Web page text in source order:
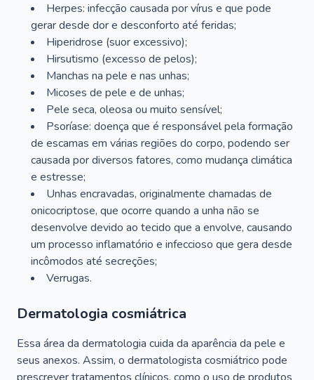
Herpes: infecção causada por vírus e que pode
gerar desde dor e desconforto até feridas;
Hiperidrose (suor excessivo);
Hirsutismo (excesso de pelos);
Manchas na pele e nas unhas;
Micoses de pele e de unhas;
Pele seca, oleosa ou muito sensível;
Psoríase: doença que é responsável pela formação
de escamas em várias regiões do corpo, podendo ser
causada por diversos fatores, como mudança climática
e estresse;
Unhas encravadas, originalmente chamadas de
onicocriptose, que ocorre quando a unha não se
desenvolve devido ao tecido que a envolve, causando
um processo inflamatório e infeccioso que gera desde
incômodos até secreções;
Verrugas.
Dermatologia cosmiátrica
Essa área da dermatologia cuida da aparência da pele e
seus anexos. Assim, o dermatologista cosmiátrico pode